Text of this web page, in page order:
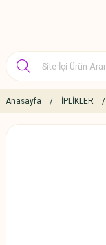
Anasayfa İPLİKLER